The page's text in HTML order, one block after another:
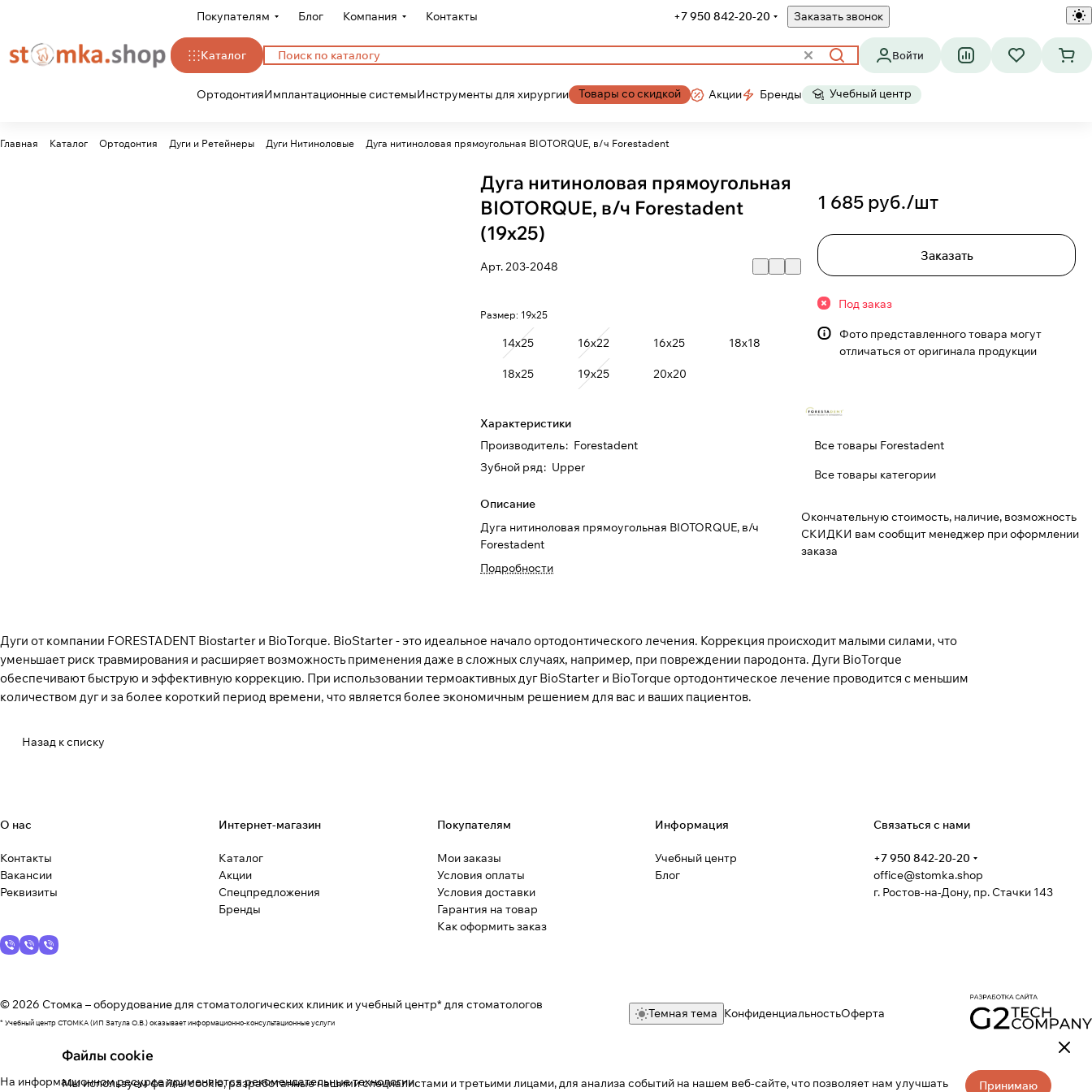
Покупателям Блог Компания Контакты +7 950 842-20-20 Заказать звонок
Каталог Войти
ОртодонтияИмплантационные системыИнструменты для хирургии Товары со скидкой Акции Бренды Учебный центр
Главная Каталог Ортодонтия Дуги и Ретейнеры Дуги Нитиноловые Дуга нитиноловая прямоугольная BIOTORQUE, в/ч Forestadent
Дуга нитиноловая прямоугольная
BIOTORQUE, в/ч Forestadent
(19х25)
Арт.203-2048
Размер: 19х25
14х25 16х22 16х25 18х18
18х25 19х25 20х20
Характеристики
Производитель: Forestadent
Зубной ряд: Upper
Описание
Дуга нитиноловая прямоугольная BIOTORQUE, в/ч
Forestadent
Подробности
1 685 руб./шт
Заказать
Под заказ
Фото представленного товара могут
отличаться от оригинала продукции
Все товары Forestadent
Все товары категории
Окончательную стоимость, наличие, возможность
СКИДКИ вам сообщит менеджер при оформлении
заказа
Дуги от компании FORESTADENT Biostarter и BioTorque. BioStarter - это идеальное начало ортодонтического лечения. Коррекция происходит малыми силами, что
уменьшает риск травмирования и расширяет возможность применения даже в сложных случаях, например, при повреждении пародонта. Дуги BioTorque
обеспечивают быструю и эффективную коррекцию. При использовании термоактивных дуг BioStarter и BioTorque ортодонтическое лечение проводится с меньшим
количеством дуг и за более короткий период времени, что является более экономичным решением для вас и ваших пациентов.
Назад к списку
О нас
Контакты
Вакансии
Реквизиты
Интернет-магазин
Каталог
Акции
Спецпредложения
Бренды
Покупателям
Мои заказы
Условия оплаты
Условия доставки
Гарантия на товар
Как оформить заказ
Информация
Учебный центр
Блог
Связаться с нами
+7 950 842-20-20
office@stomka.shop
г. Ростов-на-Дону, пр. Стачки 143
© 2026 Стомка – оборудование для стоматологических клиник и учебный центр* для стоматологов
* Учебный центр СТОМКА (ИП Затула О.В.) оказывает информационно-консультационные услуги
Темная тема КонфиденциальностьОферта
На информационном ресурсе применяютсярекомендательные технологии.
Файлы cookie
Мы используем файлы cookie, разработанные нашими специалистами и третьими лицами, для анализа событий на нашем веб-сайте, что позволяет нам улучшать Принимаю